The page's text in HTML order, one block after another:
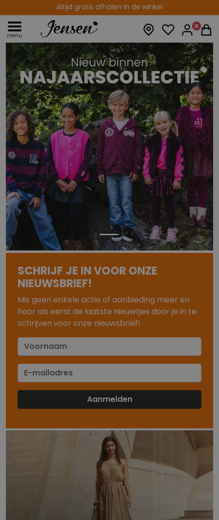
14 dagen retourtermijn
menu
SCHRIJF JE IN VOOR ONZE
NIEUWSBRIEF!
Mis geen enkele actie of aanbieding meer en
hoor als eerst de laatste nieuwtjes door je in te
schrijven voor onze nieuwsbrief!
Aanmelden